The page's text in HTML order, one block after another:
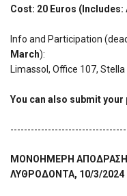
Cost: 20 Εuros
Info and Participation
March):
Limassol, Office 107,
You can also submit
ΜΟΝΟΗΜΕΡΗ ΑΠΟΔΡΑΣΗ
ΛΥΘΡΟΔΟΝΤΑ, 10/3/2024